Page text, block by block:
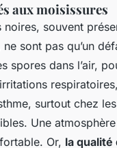
aux moisissures
noires, souvent
sont pas qu’un
spores dans l’air,
surtout chez
Une
Or, la qualité